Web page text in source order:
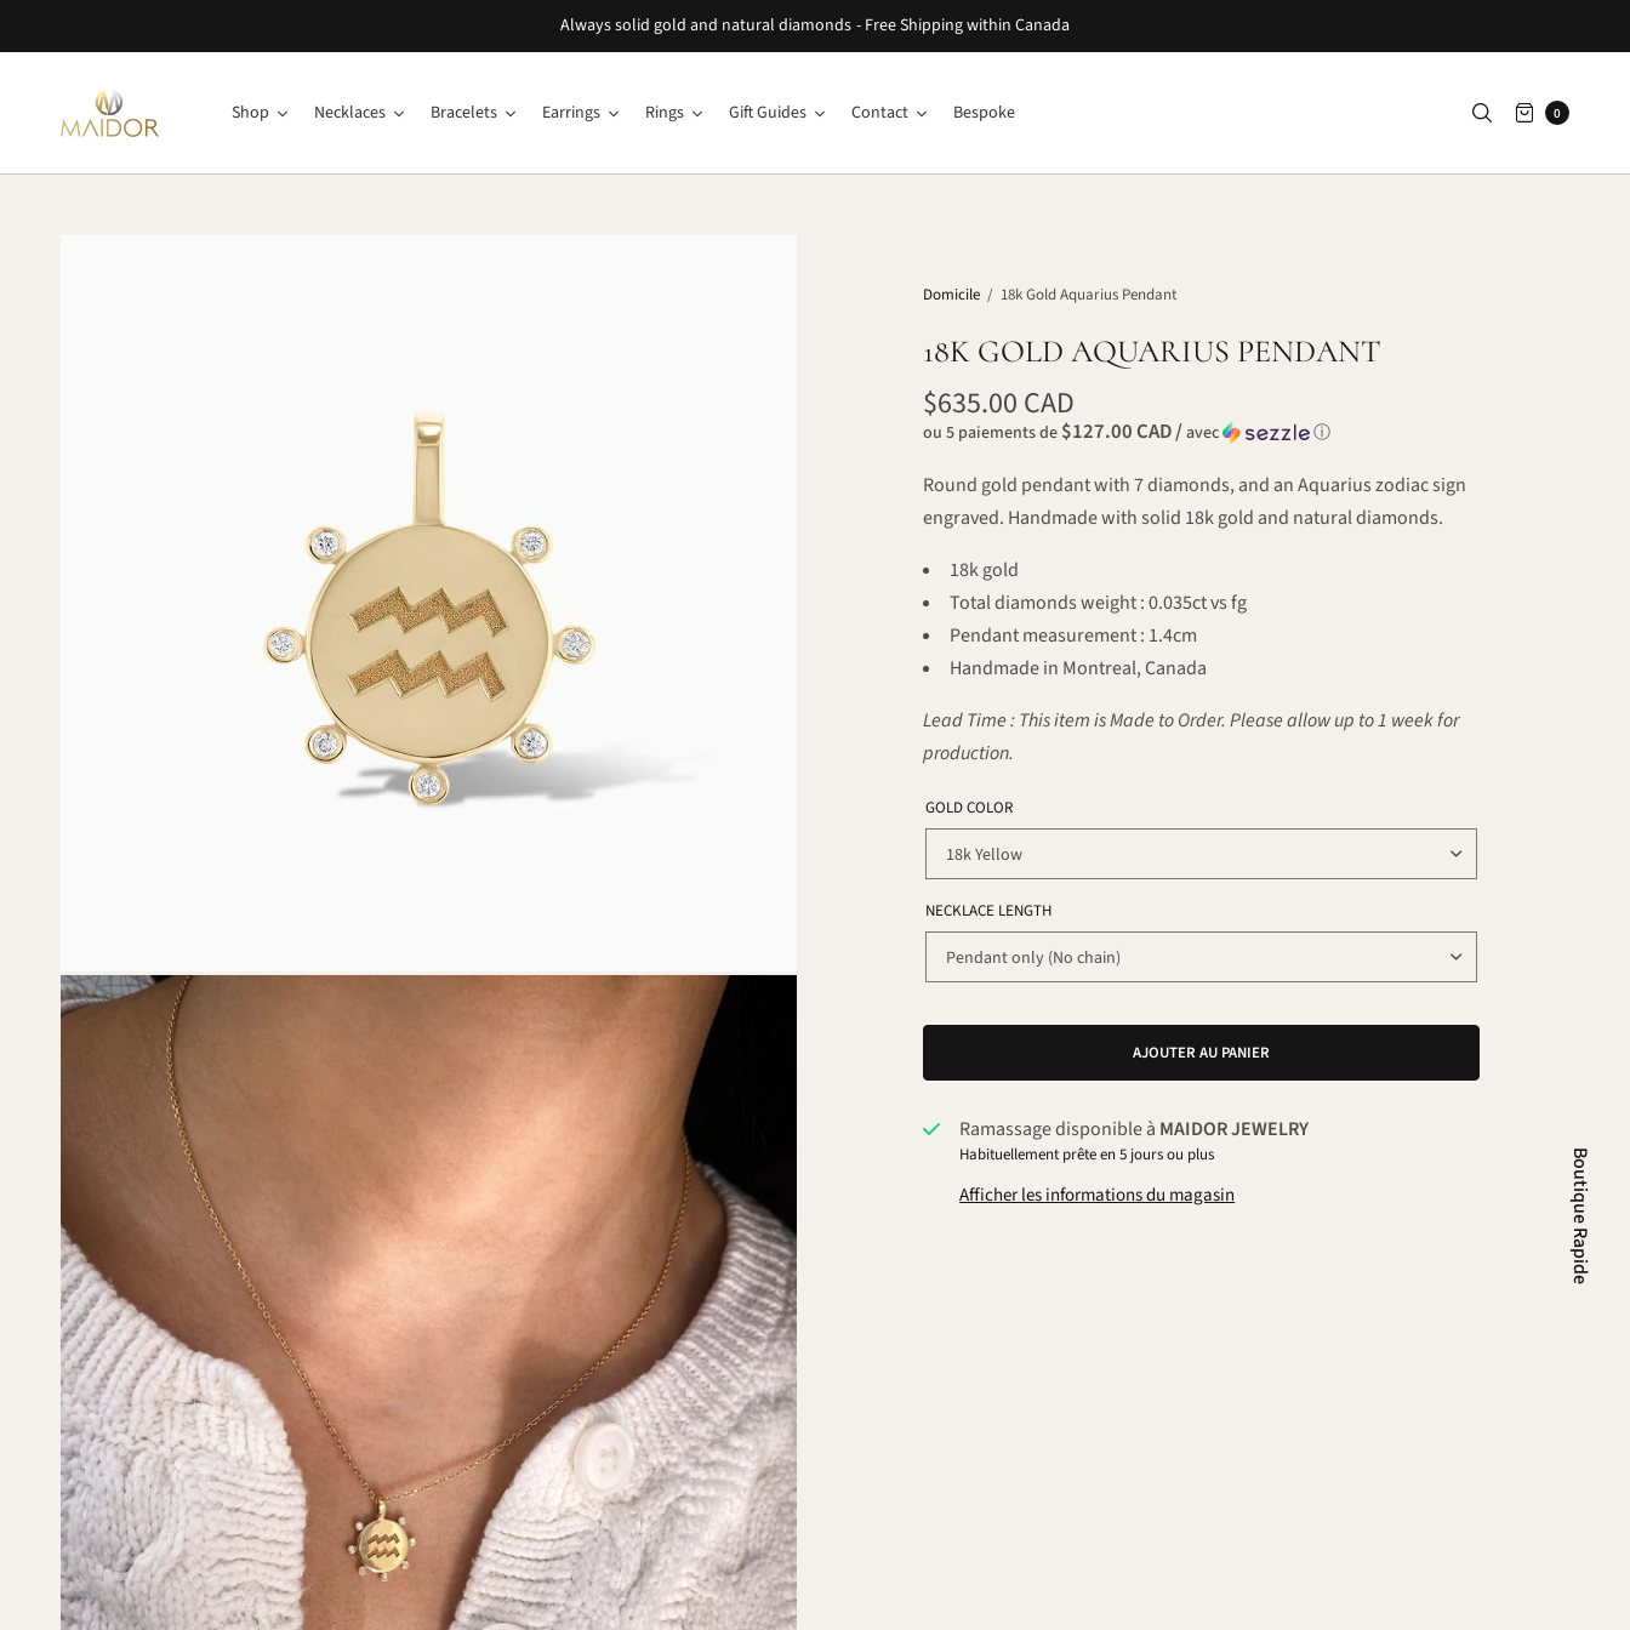
Always solid gold and natural diamonds - Free Shipping within Canada
Shop Necklaces Bracelets Earrings Rings Gift Guides Contact Bespoke 0
Domicile / 18k Gold Aquarius Pendant
18K GOLD AQUARIUS PENDANT
$635.00 CAD
ou 5 paiements de $127.00 CAD /avec ⓘ
Round gold pendant with 7 diamonds, and an Aquarius zodiac sign
engraved. Handmade with solid 18k gold and natural diamonds.
18k gold
Total diamonds weight : 0.035ct vs fg
Pendant measurement : 1.4cm
Handmade in Montreal, Canada
Lead Time : This item is Made to Order. Please allow up to 1 week for
production.
GOLD COLOR
NECKLACE LENGTH
AJOUTER AU PANIER
Ramassage disponible à MAIDOR JEWELRY
Habituellement prête en 5 jours ou plus
Afficher les informations du magasin Boutique Rapide